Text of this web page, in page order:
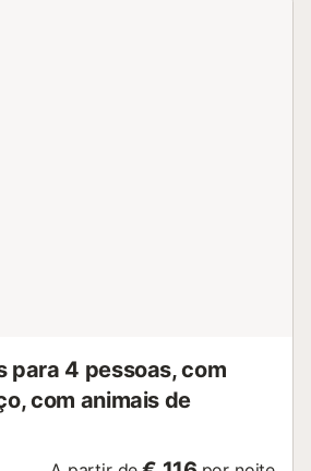
para 4 pessoas, com
com animais de